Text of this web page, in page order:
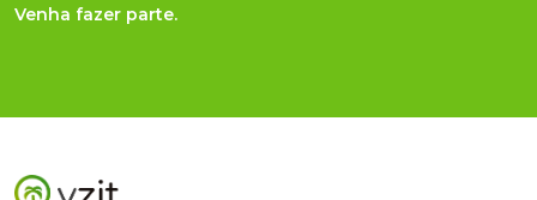
Venha fazer parte.